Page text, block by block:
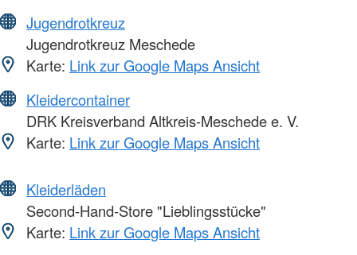
Jugendrotkreuz
Jugendrotkreuz Meschede
Karte: Link zur Google Maps Ansicht
Kleidercontainer
DRK Kreisverband Altkreis-Meschede e. V.
Karte: Link zur Google Maps Ansicht
Kleiderläden
Second-Hand-Store "Lieblingsstücke"
Karte: Link zur Google Maps Ansicht